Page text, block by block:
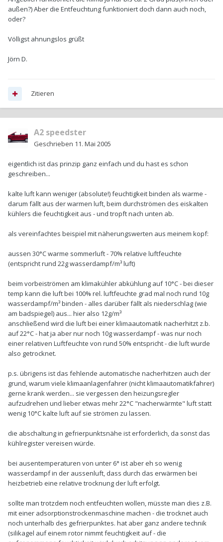
außen?) Aber die Entfeuchtung funktioniert doch dann auch noch,
oder?
Völligst ahnungslos grüßt
Jörn D.
Zitieren
A2 speedster
Geschrieben 11. Mai 2005
eigentlich ist das prinzip ganz einfach und du hast es schon
geschreiben...
kalte luft kann weniger (absolute!) feuchtigkeit binden als warme -
darum fällt aus der warmen luft, beim durchströmen des eiskalten
kühlers die feuchtigkeit aus - und tropft nach unten ab.
als vereinfachtes beispiel mit näherungswerten aus meinem kopf:
aussen 30°C warme sommerluft - 70% relative luftfeuchte
(entspricht rund 22g wasserdampf/m³ luft)
beim vorbeiströmen am klimakühler abkühlung auf 10°C - bei dieser
temp kann die luft bei 100% rel. luftfeuchte grad mal noch rund 10g
wasserdampf/m³ binden - alles darüber fällt als niederschlag (wie
am badspiegel) aus... hier also 12g/m³
anschließend wird die luft bei einer klimaautomatik nacherhitzt z.b.
auf 22°C - hat ja aber nur noch 10g wasserdampf - was nur noch
einer relativen Luftfeuchte von rund 50% entspricht - die luft wurde
also getrocknet.
p.s. übrigens ist das fehlende automatische nacherhitzen auch der
grund, warum viele klimaanlagenfahrer (nicht klimaautomatikfahrer)
gerne krank werden... sie vergessen den heizungsregler
aufzudrehen und lieber etwas mehr 22°C "nacherwärmte" luft statt
wenig 10°C kalte luft auf sie strömen zu lassen.
die abschaltung in gefrierpunktsnähe ist erforderlich, da sonst das
kühlregister vereisen würde.
bei ausentemperaturen von unter 6° ist aber eh so wenig
wasserdampf in der aussenluft, dass durch das erwärmen bei
heizbetrieb eine relative trocknung der luft erfolgt.
sollte man trotzdem noch entfeuchten wollen, müsste man dies z.B.
mit einer adsorptionstrockenmaschine machen - die trocknet auch
noch unterhalb des gefrierpunktes. hat aber ganz andere technik
(silikagel auf einem rotor nimmt feuchtigkeit auf - die